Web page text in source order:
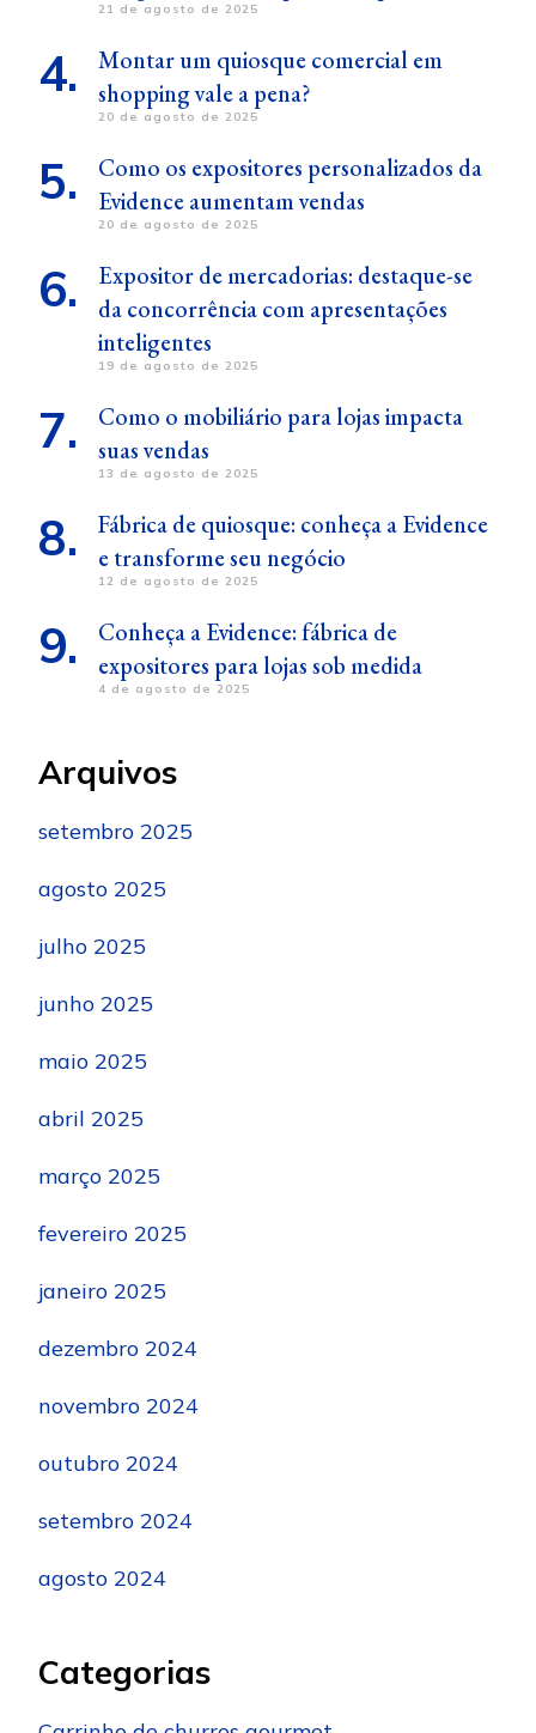
21 de agosto de 2025
Montar um quiosque comercial em
shopping vale a pena?
20 de agosto de 2025
Como os expositores personalizados da
Evidence aumentam vendas
20 de agosto de 2025
Expositor de mercadorias: destaque-se
da concorrência com apresentações
inteligentes
19 de agosto de 2025
Como o mobiliário para lojas impacta
suas vendas
13 de agosto de 2025
Fábrica de quiosque: conheça a Evidence
e transforme seu negócio
12 de agosto de 2025
Conheça a Evidence: fábrica de
expositores para lojas sob medida
4 de agosto de 2025
Arquivos
setembro 2025
agosto 2025
julho 2025
junho 2025
maio 2025
abril 2025
março 2025
fevereiro 2025
janeiro 2025
dezembro 2024
novembro 2024
outubro 2024
setembro 2024
agosto 2024
Categorias